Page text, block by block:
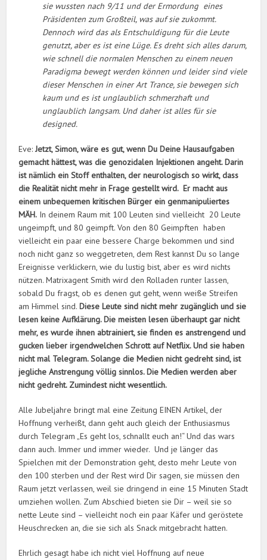
sie wussten nach 9/11 und der Ermordung eines
Präsidenten zum Großteil, was auf sie zukommt.
Dennoch wird das als Entschuldigung für die Leute
genutzt, aber es ist eine Lüge. Es dreht sich alles darum,
wie schnell die normalen Menschen zu einem neuen
Paradigma bewegt werden können und leider sind viele
dieser Menschen in einer Art Trance, sie bewegen sich
kaum und es ist unglaublich schmerzhaft und
unglaublich langsam. Und daher ist alles für sie
designed.
Eve:Jetzt, Simon, wäre es gut, wenn Du Deine Hausaufgaben
gemacht hättest, was die genozidalen Injektionen angeht. Darin
ist nämlich ein Stoff enthalten, der neurologisch so wirkt, dass
die Realität nicht mehr in Frage gestellt wird. Er macht aus
einem unbequemen kritischen Bürger ein genmanipuliertes
MÄH. In deinem Raum mit 100 Leuten sind vielleicht 20 Leute
ungeimpft, und 80 geimpft. Von den 80 Geimpften haben
vielleicht ein paar eine bessere Charge bekommen und sind
noch nicht ganz so weggetreten, dem Rest kannst Du so lange
Ereignisse verklickern, wie du lustig bist, aber es wird nichts
nützen. Matrixagent Smith wird den Rolladen runter lassen,
sobald Du fragst, ob es denen gut geht, wenn weiße Streifen
am Himmel sind. Diese Leute sind nicht mehr zugänglich und sie
lesen keine Aufklärung. Die meisten lesen überhaupt gar nicht
mehr, es wurde ihnen abtrainiert, sie finden es anstrengend und
gucken lieber irgendwelchen Schrott auf Netflix. Und sie haben
nicht mal Telegram. Solange die Medien nicht gedreht sind, ist
jegliche Anstrengung völlig sinnlos. Die Medien werden aber
nicht gedreht. Zumindest nicht wesentlich.
Alle Jubeljahre bringt mal eine Zeitung EINEN Artikel, der
Hoffnung verheißt, dann geht auch gleich der Enthusiasmus
durch Telegram „Es geht los, schnallt euch an!“ Und das wars
dann auch. Immer und immer wieder. Und je länger das
Spielchen mit der Demonstration geht, desto mehr Leute von
den 100 sterben und der Rest wird Dir sagen, sie müssen den
Raum jetzt verlassen, weil sie dringend in eine 15 Minuten Stadt
umziehen wollen. Zum Abschied bieten sie Dir – weil sie so
nette Leute sind – vielleicht noch ein paar Käfer und geröstete
Heuschrecken an, die sie sich als Snack mitgebracht hatten.
Ehrlich gesagt habe ich nicht viel Hoffnung auf neue